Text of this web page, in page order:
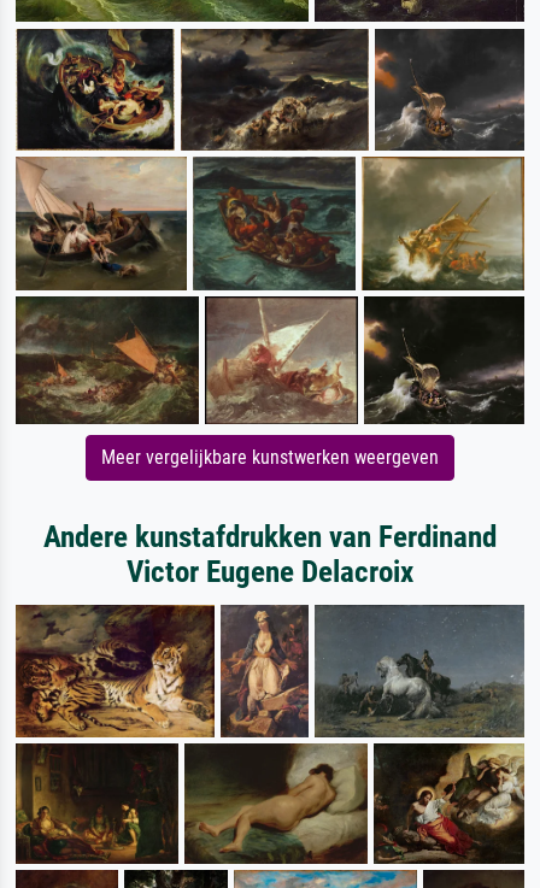
Meer vergelijkbare kunstwerken weergeven
Andere kunstafdrukken van Ferdinand
Victor Eugene Delacroix